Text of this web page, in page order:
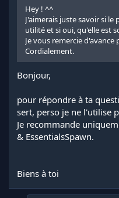
Hey ! ^^
J'aimerais juste savoir si le
utilité et si oui, qu'elle est
Je vous remercie
Cordialement.
Bonjour,
pour répondre à ta
sert, perso je ne l'utilise
Je recommande
& EssentialsSpawn.
Biens à toi